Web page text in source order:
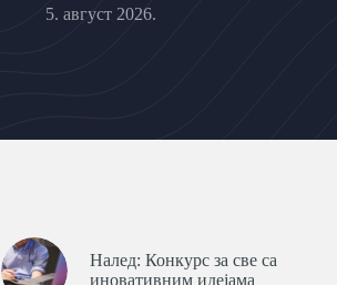
5. август 2026.
Налед: Конкурс за све са
иновативним идејама